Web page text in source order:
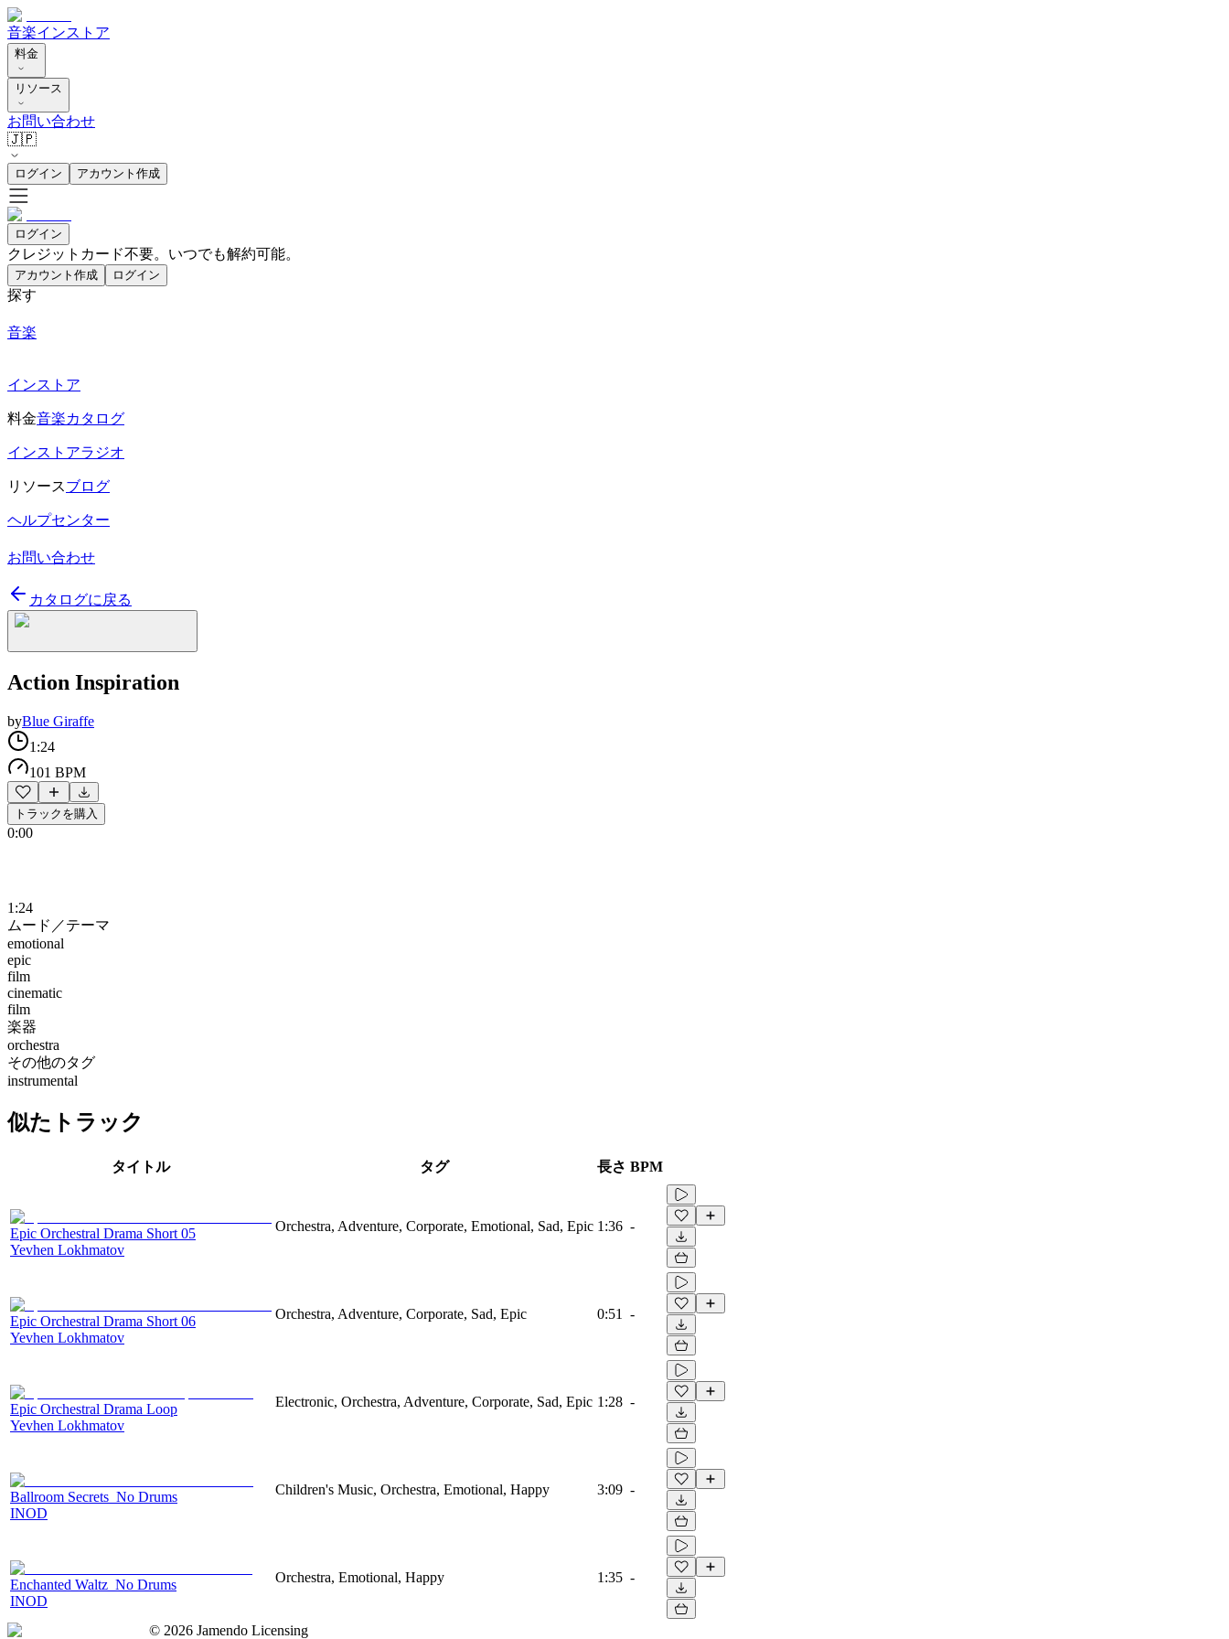
音楽インストア
料金
リソース
お問い合わせ
🇯🇵
ログイン アカウント作成
ログイン
クレジットカード不要。いつでも解約可能。
アカウント作成 ログイン
探す
音楽
インストア
料金音楽カタログ
インストアラジオ
リソースブログ
ヘルプセンター
お問い合わせ
カタログに戻る
Action Inspiration
byBlue Giraffe
1:24
101 BPM
トラックを購入
0:00
1:24
ムード／テーマ
emotional
epic
film
cinematic
film
楽器
orchestra
その他のタグ
instrumental
似たトラック
タイトル タグ 長さ BPM
Epic Orchestral Drama Short 05
Yevhen Lokhmatov
Orchestra, Adventure, Corporate, Emotional, Sad, Epic 1:36 -
Epic Orchestral Drama Short 06
Yevhen Lokhmatov
Orchestra, Adventure, Corporate, Sad, Epic 0:51 -
Epic Orchestral Drama Loop
Yevhen Lokhmatov
Electronic, Orchestra, Adventure, Corporate, Sad, Epic 1:28 -
Ballroom Secrets_No Drums
INOD
Children's Music, Orchestra, Emotional, Happy 3:09 -
Enchanted Waltz_No Drums
INOD
Orchestra, Emotional, Happy 1:35 -
© 2026 Jamendo Licensing